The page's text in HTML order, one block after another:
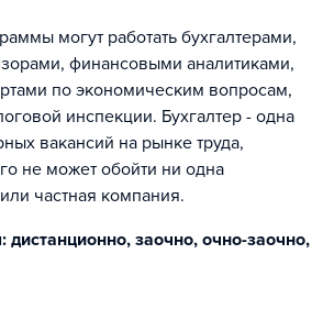
могут работать бухгалтерами,
финансовыми аналитиками,
по экономическим вопросам,
инспекции. Бухгалтер - одна
вакансий на рынке труда,
не может обойти ни одна
частная компания.
заочно, очно-заочно,